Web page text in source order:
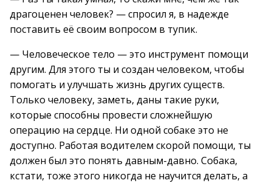
драгоценен человек? — спросил я, в надежде
поставить её своим вопросом в тупик.
— Человеческое тело — это инструмент помощи
другим. Для этого ты и создан человеком, чтобы
помогать и улучшать жизнь других существ.
Только человеку, заметь, даны такие руки,
которые способны провести сложнейшую
операцию на сердце. Ни одной собаке это не
доступно. Работая водителем скорой помощи, ты
должен был это понять давным-давно. Собака,
кстати, тоже этого никогда не научится делать, а